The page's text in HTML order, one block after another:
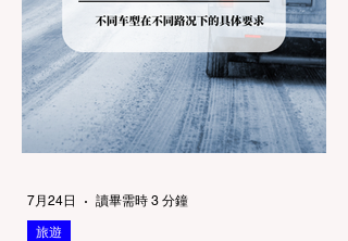
旅遊
7月24日 讀畢需時 3 分鐘